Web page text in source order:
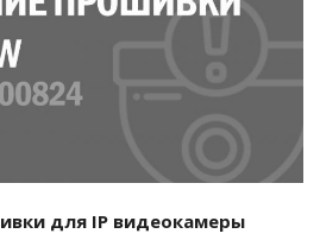
для IP видеокамеры